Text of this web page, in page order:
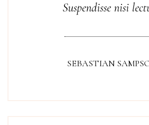
Suspendisse nisi
SEBASTIAN